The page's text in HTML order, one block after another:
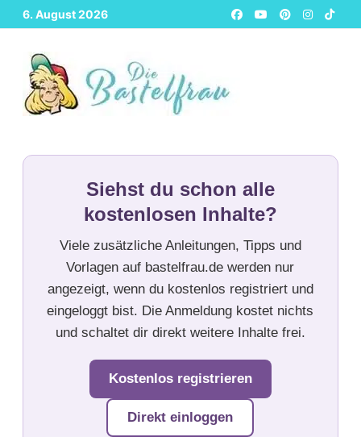
Zurück
zum
Inhalt
6. August 2026
Siehst du schon alle
kostenlosen Inhalte?
Viele zusätzliche Anleitungen, Tipps und
Vorlagen auf bastelfrau.de werden nur
angezeigt, wenn du kostenlos registriert und
eingeloggt bist. Die Anmeldung kostet nichts
und schaltet dir direkt weitere Inhalte frei.
Kostenlos registrieren
Direkt einloggen